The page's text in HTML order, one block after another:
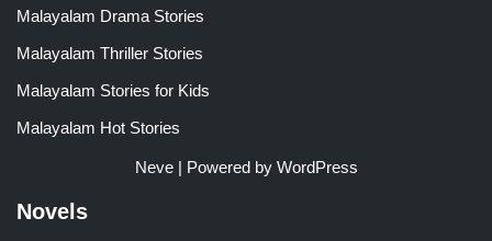
Malayalam Drama Stories
Malayalam Thriller Stories
Malayalam Stories for Kids
Malayalam Hot Stories
Neve| Powered by WordPress
Novels